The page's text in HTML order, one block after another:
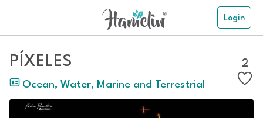
Login
PÍXELES
Ocean, Water, Marine and Terrestrial
2